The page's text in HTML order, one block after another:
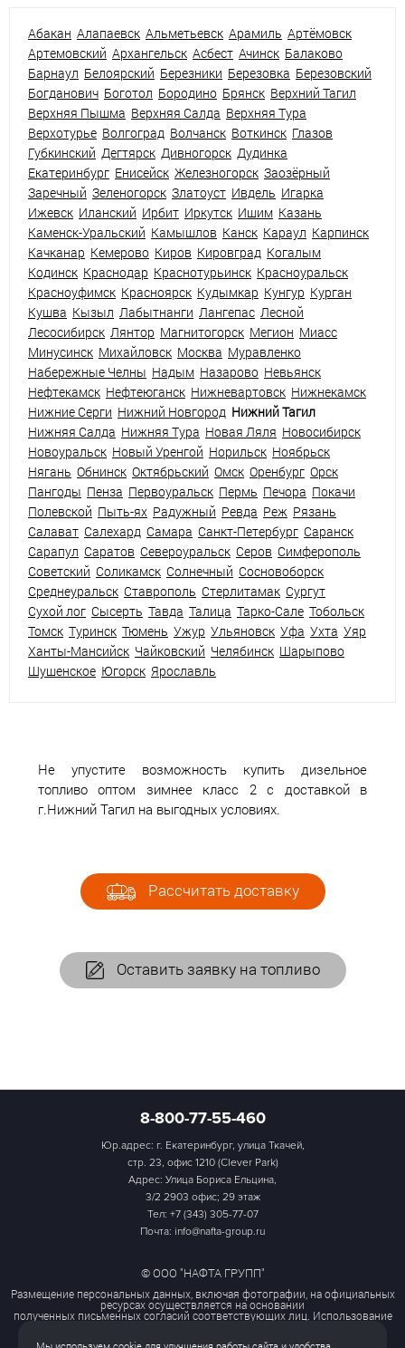
Абакан Алапаевск Альметьевск Арамиль Артёмовск
Артемовский Архангельск Асбест Ачинск Балаково
Барнаул Белоярский Березники Березовка Березовский
Богданович Боготол Бородино Брянск Верхний Тагил
Верхняя Пышма Верхняя Салда Верхняя Тура
Верхотурье Волгоград Волчанск Воткинск Глазов
Губкинский Дегтярск Дивногорск Дудинка
Екатеринбург Енисейск Железногорск Заозёрный
Заречный Зеленогорск Златоуст Ивдель Игарка
Ижевск Иланский Ирбит Иркутск Ишим Казань
Каменск-Уральский Камышлов Канск Караул Карпинск
Качканар Кемерово Киров Кировград Когалым
Кодинск Краснодар Краснотурьинск Красноуральск
Красноуфимск Красноярск Кудымкар Кунгур Курган
Кушва Кызыл Лабытнанги Лангепас Лесной
Лесосибирск Лянтор Магнитогорск Мегион Миасс
Минусинск Михайловск Москва Муравленко
Набережные Челны Надым Назарово Невьянск
Нефтекамск Нефтеюганск Нижневартовск Нижнекамск
Нижние Серги Нижний Новгород Нижний Тагил
Нижняя Салда Нижняя Тура Новая Ляля Новосибирск
Новоуральск Новый Уренгой Норильск Ноябрьск
Нягань Обнинск Октябрьский Омск Оренбург Орск
Пангоды Пенза Первоуральск Пермь Печора Покачи
Полевской Пыть-ях Радужный Ревда Реж Рязань
Салават Салехард Самара Санкт-Петербург Саранск
Сарапул Саратов Североуральск Серов Симферополь
Советский Соликамск Солнечный Сосновоборск
Среднеуральск Ставрополь Стерлитамак Сургут
Сухой лог Сысерть Тавда Талица Тарко-Сале Тобольск
Томск Туринск Тюмень Ужур Ульяновск Уфа Ухта Уяр
Ханты-Мансийск Чайковский Челябинск Шарыпово
Шушенское Югорск Ярославль
Не упустите возможность купить дизельное
топливо оптом зимнее класс 2 с доставкой в
г.Нижний Тагил на выгодных условиях.
Рассчитать доставку
Оставить заявку на топливо
8-800-77-55-460
Юр.адрес: г. Екатеринбург, улица Ткачей,
стр. 23, офис 1210 (Clever Park)
Адрес: Улица Бориса Ельцина,
3/2 2903 офис; 29 этаж
Тел: +7 (343) 305-77-07
Почта: info@nafta-group.ru
© ООО "НАФТА ГРУПП"
Размещение персональных данных, включая фотографии, на официальных
ресурсах осуществляется на основании
полученных письменных согласий соответствующих лиц. Использование